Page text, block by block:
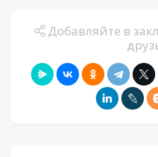
Добавляйте в